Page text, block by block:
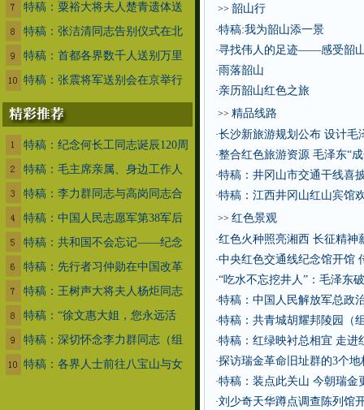
特稿：粟裕大将夫人楚青遗体送
特稿：张洁清同志告别仪式在北
特稿：首都各界数千人送别万里
特稿：张震将军送别会在京举行
特稿：纪念何长工同志诞辰120周
特稿：毛主席亲属、身边工作人
特稿：李力群同志与高岗同志合
特稿：中国人民志愿军第38军后
特稿：共和国不会忘记——纪念
特稿：先行者习仲勋在中国改革
特稿：王树声大将夫人杨炬同志
特稿：“徐文惠大姐，您永远活
特稿：深切怀念李力群同志（组
特稿：各界人士前往八宝山与女
>> 韶山行
·特稿:我为韶山添一景
·寻找伟人的足迹——感受韶
·雨落韶山
·亲历韶山红色之旅
>> 精品线路
·长沙新旅游规划公布 设计毛
·整合红色旅游资源 毛泽东“
·特稿：井冈山市交通干线喜
·特稿：江西井冈山红山宾馆
>> 红色景观
·红色火种照亮湘西 长征精
·中央红色交通线纪念馆开馆
·“吃水不忘挖井人”：毛泽
·特稿：中国人民解放军总政
·特稿：共青城胡耀邦陵园（
·特稿：红绿映衬总相宜 走
·探访瑞金革命旧址群的3个
·特稿：装点此关山 今朝瑞
·刘少奇天华蹲点调查陈列馆